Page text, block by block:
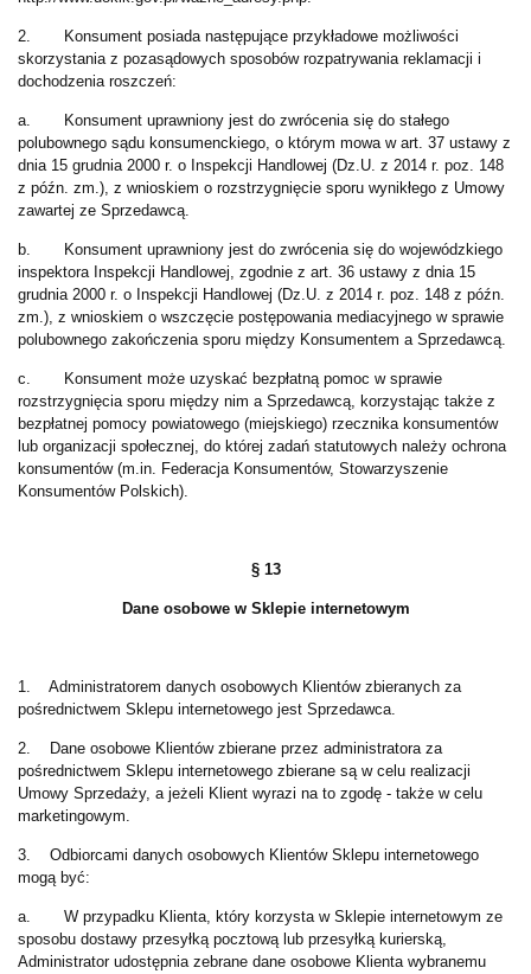
2. Konsument posiada następujące przykładowe możliwości
skorzystania z pozasądowych sposobów rozpatrywania reklamacji i
dochodzenia roszczeń:
a. Konsument uprawniony jest do zwrócenia się do stałego
polubownego sądu konsumenckiego, o którym mowa w art. 37 ustawy z
dnia 15 grudnia 2000 r. o Inspekcji Handlowej (Dz.U. z 2014 r. poz. 148
z późn. zm.), z wnioskiem o rozstrzygnięcie sporu wynikłego z Umowy
zawartej ze Sprzedawcą.
b. Konsument uprawniony jest do zwrócenia się do wojewódzkiego
inspektora Inspekcji Handlowej, zgodnie z art. 36 ustawy z dnia 15
grudnia 2000 r. o Inspekcji Handlowej (Dz.U. z 2014 r. poz. 148 z późn.
zm.), z wnioskiem o wszczęcie postępowania mediacyjnego w sprawie
polubownego zakończenia sporu między Konsumentem a Sprzedawcą.
c. Konsument może uzyskać bezpłatną pomoc w sprawie
rozstrzygnięcia sporu między nim a Sprzedawcą, korzystając także z
bezpłatnej pomocy powiatowego (miejskiego) rzecznika konsumentów
lub organizacji społecznej, do której zadań statutowych należy ochrona
konsumentów (m.in. Federacja Konsumentów, Stowarzyszenie
Konsumentów Polskich).
§ 13
Dane osobowe w Sklepie internetowym
1. Administratorem danych osobowych Klientów zbieranych za
pośrednictwem Sklepu internetowego jest Sprzedawca.
2. Dane osobowe Klientów zbierane przez administratora za
pośrednictwem Sklepu internetowego zbierane są w celu realizacji
Umowy Sprzedaży, a jeżeli Klient wyrazi na to zgodę - także w celu
marketingowym.
3. Odbiorcami danych osobowych Klientów Sklepu internetowego
mogą być:
a. W przypadku Klienta, który korzysta w Sklepie internetowym ze
sposobu dostawy przesyłką pocztową lub przesyłką kurierską,
Administrator udostępnia zebrane dane osobowe Klienta wybranemu